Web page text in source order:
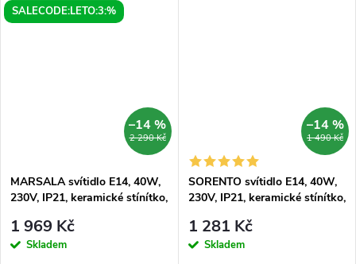
SALECODE:LETO:3:%
2 290 Kč
–14 %
MARSALA svítidlo E14, 40W,
230V, IP21, keramické stínítko,
1 969 Kč
Skladem
1 490 Kč
–14 %
SORENTO svítidlo E14, 40W,
230V, IP21, keramické stínítko,
1 281 Kč
Skladem